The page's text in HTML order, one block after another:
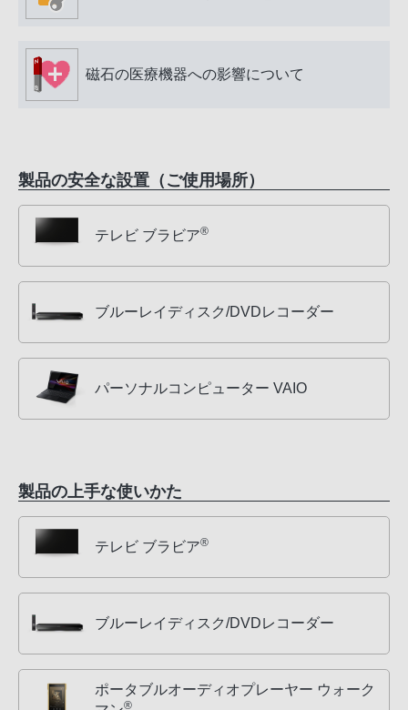
磁石の医療機器への影響について
製品の安全な設置（ご使用場所）
テレビ ブラビア®
ブルーレイディスク/DVDレコーダー
パーソナルコンピューター VAIO
製品の上手な使いかた
テレビ ブラビア®
ブルーレイディスク/DVDレコーダー
ポータブルオーディオプレーヤー ウォーク
®